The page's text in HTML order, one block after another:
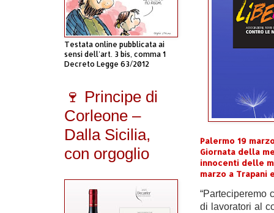
Palermo 19
Giornata della
innocenti delle
marzo a Trapani
“Parteciperemo
di lavoratori al
Testata online pubblicata ai
sensi dell'art. 3 bis, comma 1
Decreto Legge 63/2012
🍷 Principe di
Corleone –
Dalla Sicilia,
con orgoglio